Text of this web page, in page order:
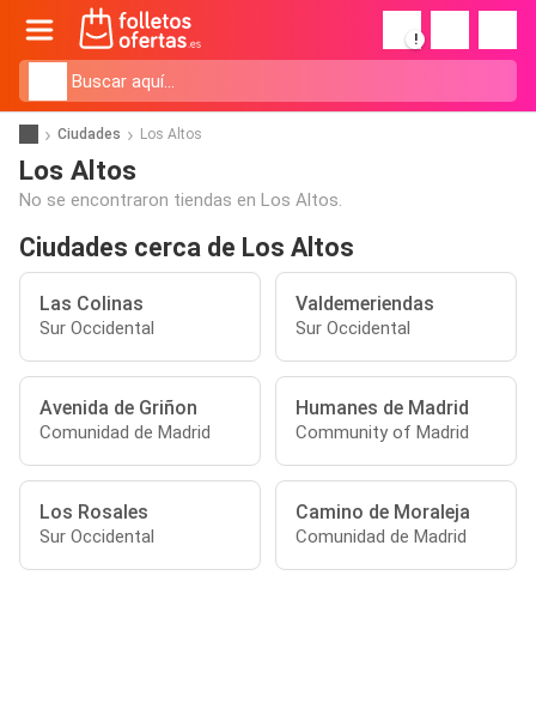
!
Ciudades Los Altos
Los Altos
No se encontraron tiendas en Los Altos.
Ciudades cerca de Los Altos
Las Colinas
Sur Occidental
Valdemeriendas
Sur Occidental
Avenida de Griñon
Comunidad de Madrid
Humanes de Madrid
Community of Madrid
Los Rosales
Sur Occidental
Camino de Moraleja
Comunidad de Madrid